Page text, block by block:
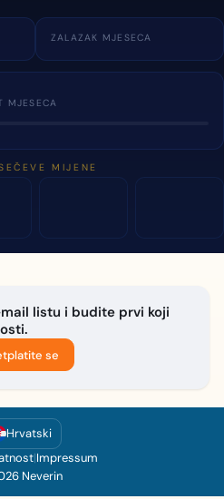
ZALAZAK MJESECA
MJESECA
MIJENE
listu i budite prvi koji
se
Hrvatski
|Impressum
Neverin